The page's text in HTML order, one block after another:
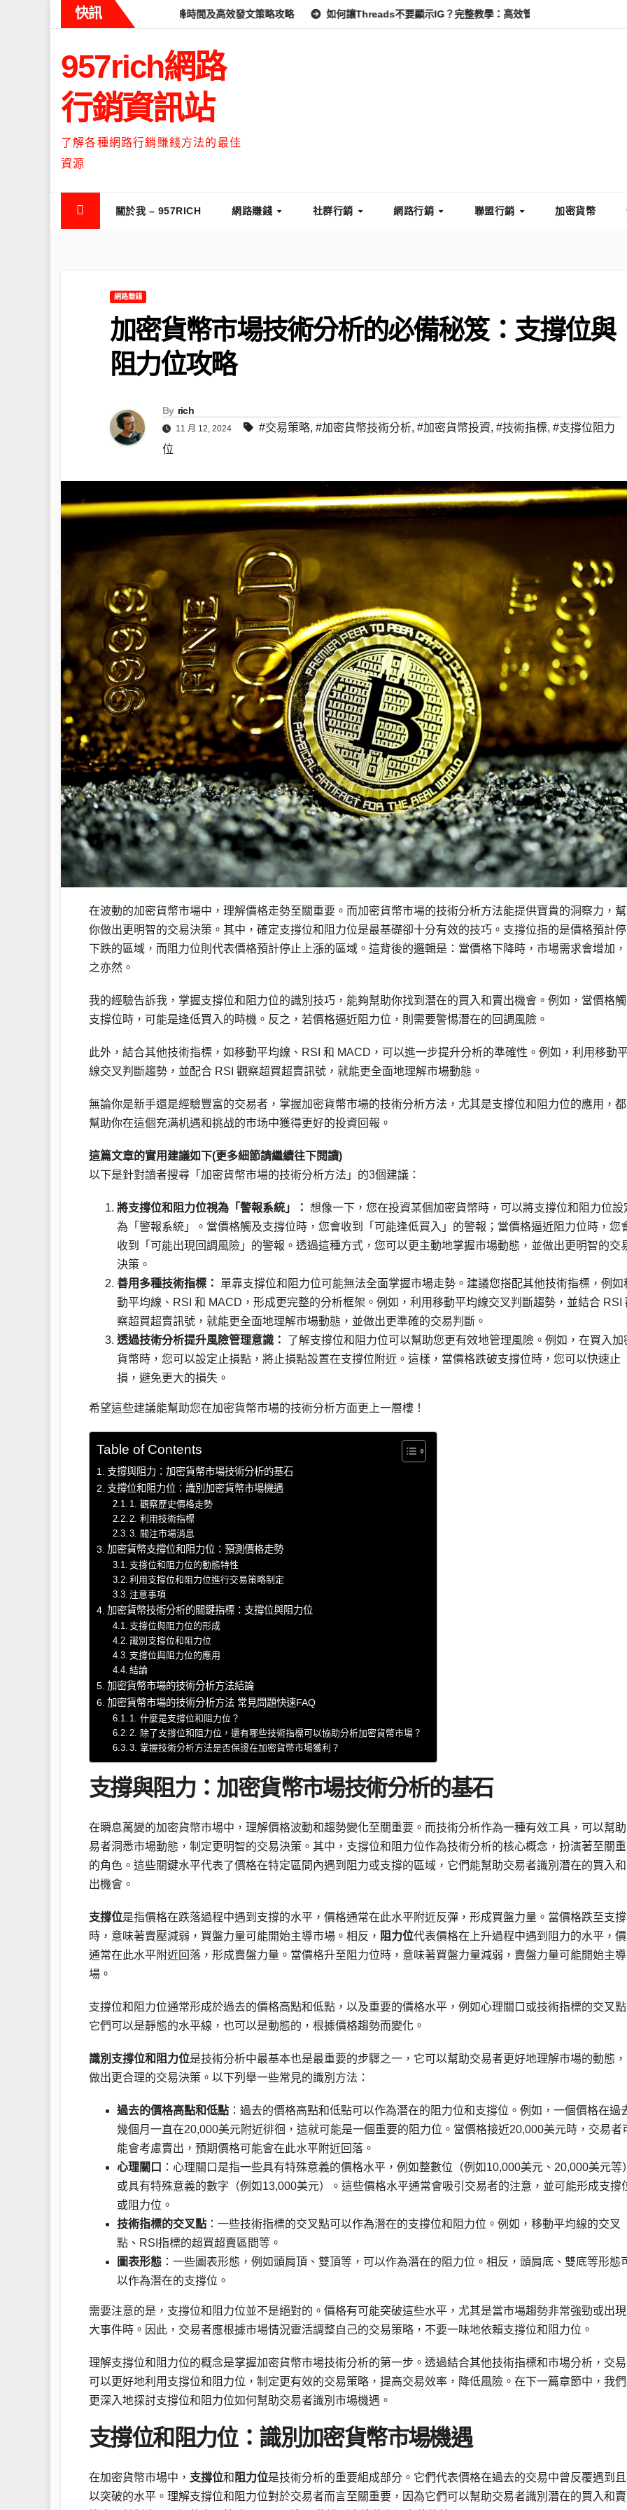
快訊
時候流量最高？流量高峰時間及高效發文策略攻略 如何讓Threads不要顯示IG？完整教學：高效管理你的線上隱私與數據安全
957rich網路
行銷資訊站
了解各種網路行銷賺錢方法的最佳
資源
關於我 – 957RICH 網路賺錢 社群行銷 網路行銷 聯盟行銷 加密貨幣
網路賺錢
加密貨幣市場技術分析的必備秘笈：支撐位與
阻力位攻略
By rich
11 月 12, 2024 #交易策略, #加密貨幣技術分析, #加密貨幣投資, #技術指標, #支撐位阻力
位
在波動的加密貨幣市場中，理解價格走勢至關重要。而加密貨幣市場的技術分析方法能提供寶貴的洞察力，
你做出更明智的交易決策。其中，確定支撐位和阻力位是最基礎卻十分有效的技巧。支撐位指的是價格預計
下跌的區域，而阻力位則代表價格預計停止上漲的區域。這背後的邏輯是：當價格下降時，市場需求會增加，
之亦然。
我的經驗告訴我，掌握支撐位和阻力位的識別技巧，能夠幫助你找到潛在的買入和賣出機會。例如，當價格
支撐位時，可能是逢低買入的時機。反之，若價格逼近阻力位，則需要警惕潛在的回調風險。
此外，結合其他技術指標，如移動平均線、RSI 和 MACD，可以進一步提升分析的準確性。例如，利用移動
線交叉判斷趨勢，並配合 RSI 觀察超買超賣訊號，就能更全面地理解市場動態。
無論你是新手還是經驗豐富的交易者，掌握加密貨幣市場的技術分析方法，尤其是支撐位和阻力位的應用，
幫助你在這個充满机遇和挑战的市场中獲得更好的投資回報。
這篇文章的實用建議如下(更多細節請繼續往下閱讀)
以下是針對讀者搜尋「加密貨幣市場的技術分析方法」的3個建議：
將支撐位和阻力位視為「警報系統」： 想像一下，您在投資某個加密貨幣時，可以將支撐位和阻力位設
為「警報系統」。當價格觸及支撐位時，您會收到「可能逢低買入」的警報；當價格逼近阻力位時，您
收到「可能出現回調風險」的警報。透過這種方式，您可以更主動地掌握市場動態，並做出更明智的交
決策。
善用多種技術指標：
單靠支撐位和阻力位可能無法全面掌握市場走勢。建議您搭配其他技術指標，例如
動平均線、RSI 和 MACD，形成更完整的分析框架。例如，利用移動平均線交叉判斷趨勢，並結合 RSI
察超買超賣訊號，就能更全面地理解市場動態，並做出更準確的交易判斷。
透過技術分析提升風險管理意識：
了解支撐位和阻力位可以幫助您更有效地管理風險。例如，在買入加
貨幣時，您可以設定止損點，將止損點設置在支撐位附近。這樣，當價格跌破支撐位時，您可以快速止
損，避免更大的損失。
希望這些建議能幫助您在加密貨幣市場的技術分析方面更上一層樓！
Table of Contents
支撐與阻力：加密貨幣市場技術分析的基石
支撐位和阻力位：識別加密貨幣市場機遇
1. 觀察歷史價格走勢
2. 利用技術指標
3. 關注市場消息
加密貨幣支撐位和阻力位：預測價格走勢
支撐位和阻力位的動態特性
利用支撐位和阻力位進行交易策略制定
注意事項
加密貨幣技術分析的關鍵指標：支撐位與阻力位
支撐位與阻力位的形成
識別支撐位和阻力位
支撐位與阻力位的應用
結論
加密貨幣市場的技術分析方法結論
加密貨幣市場的技術分析方法 常見問題快速FAQ
1. 什麼是支撐位和阻力位？
2. 除了支撐位和阻力位，還有哪些技術指標可以協助分析加密貨幣市場？
3. 掌握技術分析方法是否保證在加密貨幣市場獲利？
支撐與阻力：加密貨幣市場技術分析的基石
在瞬息萬變的加密貨幣市場中，理解價格波動和趨勢變化至關重要。而技術分析作為一種有效工具，可以幫
易者洞悉市場動態，制定更明智的交易決策。其中，支撐位和阻力位作為技術分析的核心概念，扮演著至關
的角色。這些關鍵水平代表了價格在特定區間內遇到阻力或支撐的區域，它們能幫助交易者識別潛在的買入
出機會。
支撐位是指價格在跌落過程中遇到支撐的水平，價格通常在此水平附近反彈，形成買盤力量。當價格跌至支
時，意味著賣壓減弱，買盤力量可能開始主導市場。相反， 阻力位代表價格在上升過程中遇到阻力的水平，
通常在此水平附近回落，形成賣盤力量。當價格升至阻力位時，意味著買盤力量減弱，賣盤力量可能開始主
場。
支撐位和阻力位通常形成於過去的價格高點和低點，以及重要的價格水平，例如心理關口或技術指標的交叉點
它們可以是靜態的水平線，也可以是動態的，根據價格趨勢而變化。
識別支撐位和阻力位是技術分析中最基本也是最重要的步驟之一，它可以幫助交易者更好地理解市場的動態
做出更合理的交易決策。以下列舉一些常見的識別方法：
過去的價格高點和低點 ：過去的價格高點和低點可以作為潛在的阻力位和支撐位。例如，一個價格在過
幾個月一直在20,000美元附近徘徊，這就可能是一個重要的阻力位。當價格接近20,000美元時，交易者
能會考慮賣出，預期價格可能會在此水平附近回落。
心理關口 ：心理關口是指一些具有特殊意義的價格水平，例如整數位（例如10,000美元、20,000美元等）
或具有特殊意義的數字（例如13,000美元）。這些價格水平通常會吸引交易者的注意，並可能形成支撐
或阻力位。
技術指標的交叉點 ：一些技術指標的交叉點可以作為潛在的支撐位和阻力位。例如，移動平均線的交叉
點、RSI指標的超買超賣區間等。
圖表形態 ：一些圖表形態，例如頭肩頂、雙頂等，可以作為潛在的阻力位。相反，頭肩底、雙底等形態
以作為潛在的支撐位。
需要注意的是，支撐位和阻力位並不是絕對的。價格有可能突破這些水平，尤其是當市場趨勢非常強勁或出
大事件時。因此，交易者應根據市場情況靈活調整自己的交易策略，不要一味地依賴支撐位和阻力位。
理解支撐位和阻力位的概念是掌握加密貨幣市場技術分析的第一步。透過結合其他技術指標和市場分析，交
可以更好地利用支撐位和阻力位，制定更有效的交易策略，提高交易效率，降低風險。在下一篇章節中，我
更深入地探討支撐位和阻力位如何幫助交易者識別市場機遇。
支撐位和阻力位：識別加密貨幣市場機遇
在加密貨幣市場中， 支撐位和 阻力位是技術分析的重要組成部分。它們代表價格在過去的交易中曾反覆遇到
以突破的水平。理解支撐位和阻力位對於交易者而言至關重要，因為它們可以幫助交易者識別潛在的買入和